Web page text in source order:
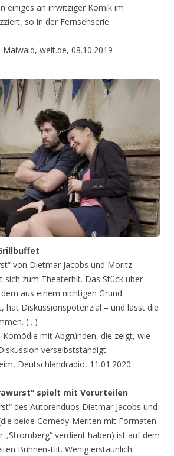
einiges an irrwitziger Komik im
so in der Fernsehserie
Maiwald, welt.de, 08.10.2019
von Dietmar Jacobs und Moritz
sich zum Theaterhit. Das Stück über
aus einem nichtigen Grund
hat Diskussionspotenzial – und lässt die
(…)
Komödie mit Abgründen, die zeigt, wie
verselbstständigt.
Deutschlandradio, 11.01.2020
spielt mit Vorurteilen
des Autorenduos Dietmar Jacobs und
beide Comedy-Meriten mit Formaten
„Stromberg“ verdient haben) ist auf dem
Bühnen-Hit. Wenig erstaunlich.